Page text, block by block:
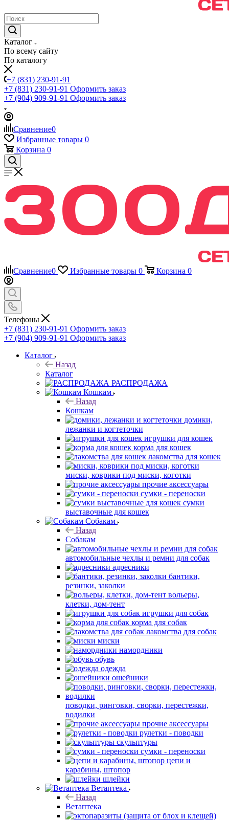
Каталог
По всему сайту
По каталогу
+7 (831) 230-91-91
+7 (831) 230-91-91 Оформить заказ
+7 (904) 909-91-91 Оформить заказ
Сравнение0
Избранные товары 0
Корзина 0
Сравнение0 Избранные товары 0 Корзина 0
Телефоны
+7 (831) 230-91-91 Оформить заказ
+7 (904) 909-91-91 Оформить заказ
Каталог
Назад
Каталог
РАСПРОДАЖА
Кошкам
Назад
Кошкам
домики,
лежанки и когтеточки
игрушки для кошек
корма для кошек
лакомства для кошек
миски, коврики под миски, коготки
прочие аксессуары
сумки - переноски
сумки
выставочные для кошек
Собакам
Назад
Собакам
автомобильные чехлы и ремни для собак
адресники
бантики,
резинки, заколки
вольеры,
клетки, дом-тент
игрушки для собак
корма для собак
лакомства для собак
миски
намордники
обувь
одежда
ошейники
поводки, ринговки, сворки, перестежки,
водилки
прочие аксессуары
рулетки - поводки
скульптуры
сумки - переноски
цепи и
карабины, штопор
шлейки
Ветаптека
Назад
Ветаптека